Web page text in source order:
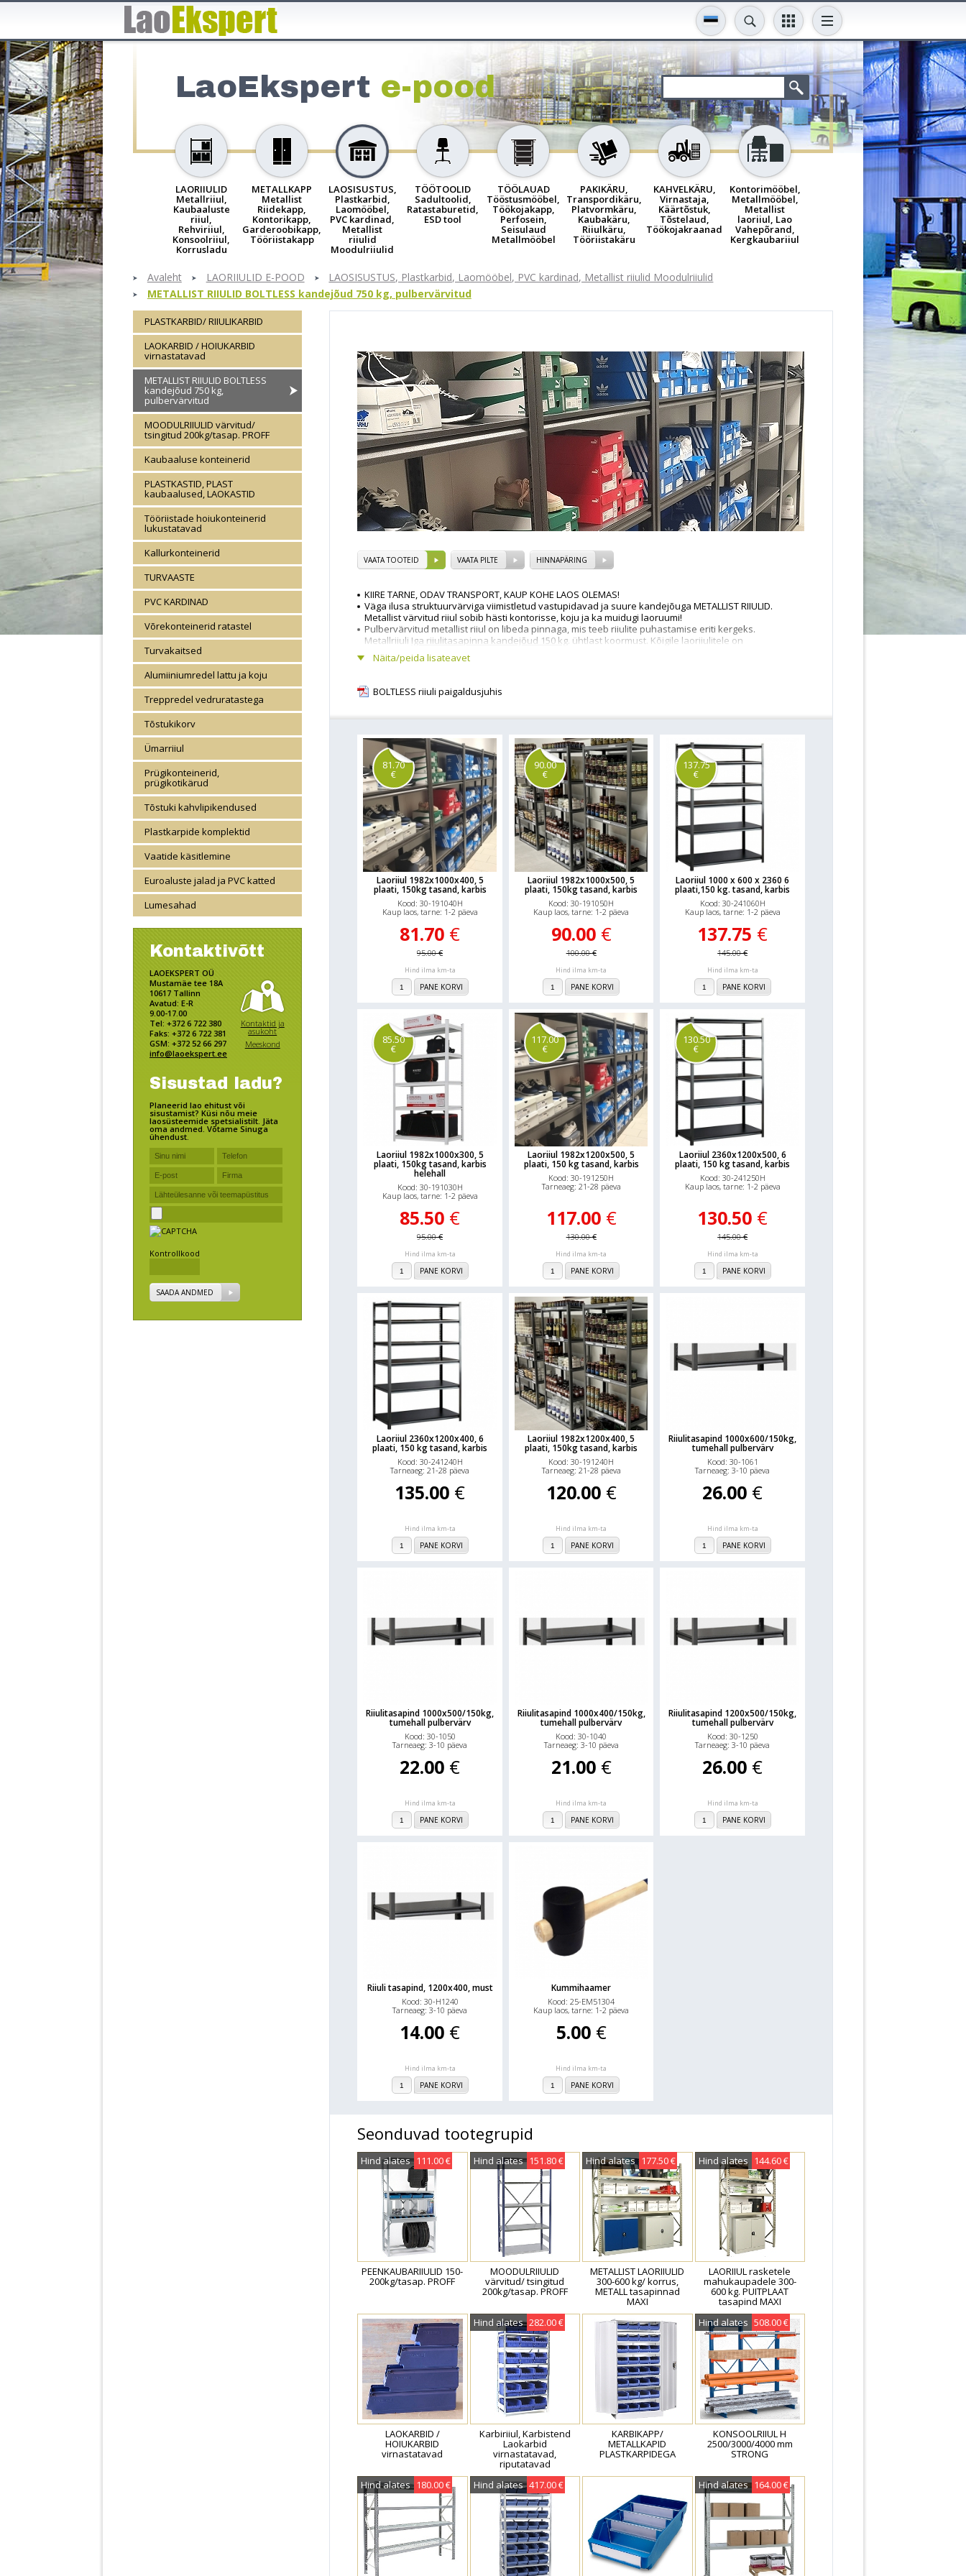
LaoEkspert e-pood
LAORIIULID
Metallriiul,
Kaubaaluste
riiul,
Rehviriiul,
Konsoolriiul,
Korrusladu
METALLKAPP
Metallist
Riidekapp,
Kontorikapp,
Garderoobikapp,
Tööriistakapp
LAOSISUSTUS,
Plastkarbid,
Laomööbel,
PVC kardinad,
Metallist
riiulid
Moodulriiulid
TÖÖTOOLID
Sadultoolid,
Ratastaburetid,
ESD tool
TÖÖLAUAD
Tööstusmööbel,
Töökojakapp,
Perfosein,
Seisulaud
Metallmööbel
PAKIKÄRU,
Transpordikäru,
Platvormkäru,
Kaubakäru,
Riiulkäru,
Tööriistakäru
KAHVELKÄRU,
Virnastaja,
Käärtõstuk,
Tõstelaud,
Töökojakraanad
Kontorimööbel,
Metallmööbel,
Metallist
laoriiul, Lao
Vahepõrand,
Kergkaubariiul
Avaleht LAORIIULID E-POOD
LAOSISUSTUS, Plastkarbid, Laomööbel, PVC kardinad, Metallist riiulid Moodulriiulid
METALLIST RIIULID BOLTLESS kandejõud 750 kg, pulbervärvitud
PLASTKARBID/ RIIULIKARBID
LAOKARBID / HOIUKARBID
virnastatavad
METALLIST RIIULID BOLTLESS
kandejõud 750 kg,
pulbervärvitud
MOODULRIIULID värvitud/
tsingitud 200kg/tasap. PROFF
Kaubaaluse konteinerid
PLASTKASTID, PLAST
kaubaalused, LAOKASTID
Tööriistade hoiukonteinerid
lukustatavad
Kallurkonteinerid
TURVAASTE
PVC KARDINAD
Võrekonteinerid ratastel
Turvakaitsed
Alumiiniumredel lattu ja koju
Treppredel vedruratastega
Tõstukikorv
Ümarriiul
Prügikonteinerid,
prügikotikärud
Tõstuki kahvlipikendused
Plastkarpide komplektid
Vaatide käsitlemine
Euroaluste jalad ja PVC katted
Lumesahad
Kontaktivõtt
LAOEKSPERT OÜ
Mustamäe tee 18A
10617 Tallinn
Avatud: E-R
9.00-17.00
Tel: +372 6 722 380
Faks: +372 6 722 381
GSM: +372 52 66 297
info@laoekspert.ee
Kontaktid ja
asukoht
Meeskond
Sisustad ladu?
Planeerid lao ehitust või
sisustamist? Küsi nõu meie
laosüsteemide spetsialistilt. Jäta
oma andmed. Võtame Sinuga
ühendust.
Kontrollkood
SAADA ANDMED
VAATA TOOTEID VAATA PILTE HINNAPÄRING
Näita/peida lisateavet
KIIRE TARNE, ODAV TRANSPORT, KAUP KOHE LAOS OLEMAS!
Väga ilusa struktuurvärviga viimistletud vastupidavad ja suure kandejõuga METALLIST RIIULID.
Metallist värvitud riiul sobib hästi kontorisse, koju ja ka muidugi laoruumi!
Pulbervärvitud metallist riiul on libeda pinnaga, mis teeb riiulite puhastamise eriti kergeks.
Metallriiuli Iga riiulitasapinna kandejõud 150 kg . ühtlast koormust. Kõigile laoriiulitele on
saadaval lisatasapinnad. Metallriiul on lihtne monteerida ilma poltide ja mutriteta. Komplektis ka
koheseks menteerimiseks kummihaamer. Metallriiulite reguleerimissamm kõrguses 38 mm.
hõlpsaks, kuna saate vajadusel kõiki sektsioone alati ümber tõsta või ka teise ruumi viia. Laoriiul
BOLTLESS on kahelt poolt teenindatav ja ei vaja tagumisi diagonaal tugesid. Riiulidetailidest saab
ühtlase koormuse korral.
BOLTLESS riiuli paigaldusjuhis
81.70
€
Laoriiul 1982x1000x400, 5
plaati, 150kg tasand, karbis
Kood: 30-191040H
Kaup laos, tarne: 1-2 päeva
81.70 €
95.00€
Hind ilma km-ta
PANE KORVI
90.00
€
Laoriiul 1982x1000x500, 5
plaati, 150kg tasand, karbis
Kood: 30-191050H
Kaup laos, tarne: 1-2 päeva
90.00 €
100.00€
Hind ilma km-ta
PANE KORVI
137.75
€
Laoriiul 1000 x 600 x 2360 6
plaati,150 kg. tasand, karbis
Kood: 30-241060H
Kaup laos, tarne: 1-2 päeva
137.75 €
145.00€
Hind ilma km-ta
PANE KORVI
85.50
€
Laoriiul 1982x1000x300, 5
plaati, 150kg tasand, karbis
helehall
Kood: 30-191030H
Kaup laos, tarne: 1-2 päeva
85.50 €
95.00€
Hind ilma km-ta
PANE KORVI
117.00
€
Laoriiul 1982x1200x500, 5
plaati, 150 kg tasand, karbis
Kood: 30-191250H
Tarneaeg: 21-28 päeva
117.00 €
130.00€
Hind ilma km-ta
PANE KORVI
130.50
€
Laoriiul 2360x1200x500, 6
plaati, 150 kg tasand, karbis
Kood: 30-241250H
Kaup laos, tarne: 1-2 päeva
130.50 €
145.00€
Hind ilma km-ta
PANE KORVI
Laoriiul 2360x1200x400, 6
plaati, 150 kg tasand, karbis
Kood: 30-241240H
Tarneaeg: 21-28 päeva
135.00 €
Hind ilma km-ta
PANE KORVI
Laoriiul 1982x1200x400, 5
plaati, 150kg tasand, karbis
Kood: 30-191240H
Tarneaeg: 21-28 päeva
120.00 €
Hind ilma km-ta
PANE KORVI
Riiulitasapind 1000x600/150kg,
tumehall pulbervärv
Kood: 30-1061
Tarneaeg: 3-10 päeva
26.00 €
Hind ilma km-ta
PANE KORVI
Riiulitasapind 1000x500/150kg,
tumehall pulbervärv
Kood: 30-1050
Tarneaeg: 3-10 päeva
22.00 €
Hind ilma km-ta
PANE KORVI
Riiulitasapind 1000x400/150kg,
tumehall pulbervärv
Kood: 30-1040
Tarneaeg: 3-10 päeva
21.00 €
Hind ilma km-ta
PANE KORVI
Riiulitasapind 1200x500/150kg,
tumehall pulbervärv
Kood: 30-1250
Tarneaeg: 3-10 päeva
26.00 €
Hind ilma km-ta
PANE KORVI
Riiuli tasapind, 1200x400, must
Kood: 30-H1240
Tarneaeg: 3-10 päeva
14.00 €
Hind ilma km-ta
PANE KORVI
Kummihaamer
Kood: 25-EM51304
Kaup laos, tarne: 1-2 päeva
5.00 €
Hind ilma km-ta
PANE KORVI
Seonduvad tootegrupid
Hind alates 111.00 €
PEENKAUBARIIULID 150-
200kg/tasap. PROFF
Hind alates 151.80 €
MOODULRIIULID
värvitud/ tsingitud
200kg/tasap. PROFF
Hind alates 177.50 €
METALLIST LAORIIULID
300-600 kg/ korrus,
METALL tasapinnad
MAXI
Hind alates 144.60 €
LAORIIUL rasketele
mahukaupadele 300-
600 kg. PUITPLAAT
tasapind MAXI
LAOKARBID /
HOIUKARBID
virnastatavad
Hind alates 282.00 €
Karbiriiul, Karbistend
Laokarbid
virnastatavad,
riputatavad
KARBIKAPP/
METALLKAPID
PLASTKARPIDEGA
Hind alates 508.00 €
KONSOOLRIIUL H
2500/3000/4000 mm
STRONG
Hind alates 180.00 € Hind alates 417.00 € Hind alates 164.00 €